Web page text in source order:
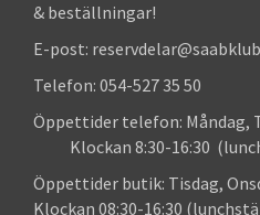
& beställningar!
E-post:
Telefon: 054-527 35 50
Öppettider telefon: Måndag,
Klockan 8:30-16:30
Öppettider butik:
Klockan 08:30-16:30